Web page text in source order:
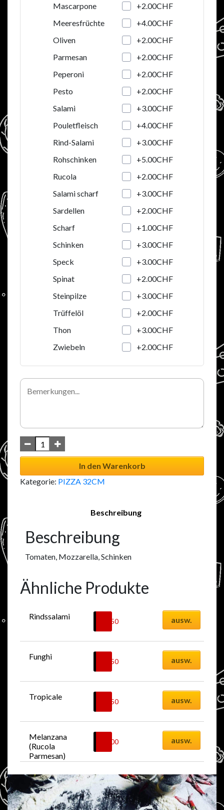
Mascarpone
+2.00CHF
Meeresfrüchte
+4.00CHF
Oliven
+2.00CHF
Parmesan
+2.00CHF
Peperoni
+2.00CHF
Pesto
+2.00CHF
Salami
+3.00CHF
Pouletfleisch
+4.00CHF
Rind-Salami
+3.00CHF
Rohschinken
+5.00CHF
Rucola
+2.00CHF
Salami scharf
+3.00CHF
Sardellen
+2.00CHF
Scharf
+1.00CHF
Schinken
+3.00CHF
Speck
+3.00CHF
Spinat
+2.00CHF
Steinpilze
+3.00CHF
Trüffelöl
+2.00CHF
Thon
+3.00CHF
Zwiebeln
+2.00CHF
In den Warenkorb
Kategorie: PIZZA 32CM
Beschreibung
Beschreibung
Tomaten, Mozzarella, Schinken
Ähnliche Produkte
Rindssalami
20.50 ausw.
Funghi
18.50 ausw.
Tropicale
21.50 ausw.
Melanzana
(Rucola
Parmesan)
21.00 ausw.